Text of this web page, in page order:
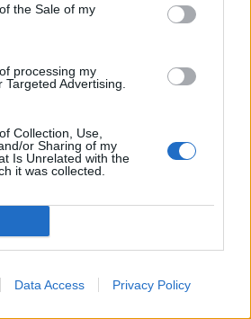
the Sale of my
processing my
Advertising.
Collection, Use,
or Sharing of my
Is Unrelated with the
it was collected.
Data Access Privacy Policy
„родилния туризъм“ в